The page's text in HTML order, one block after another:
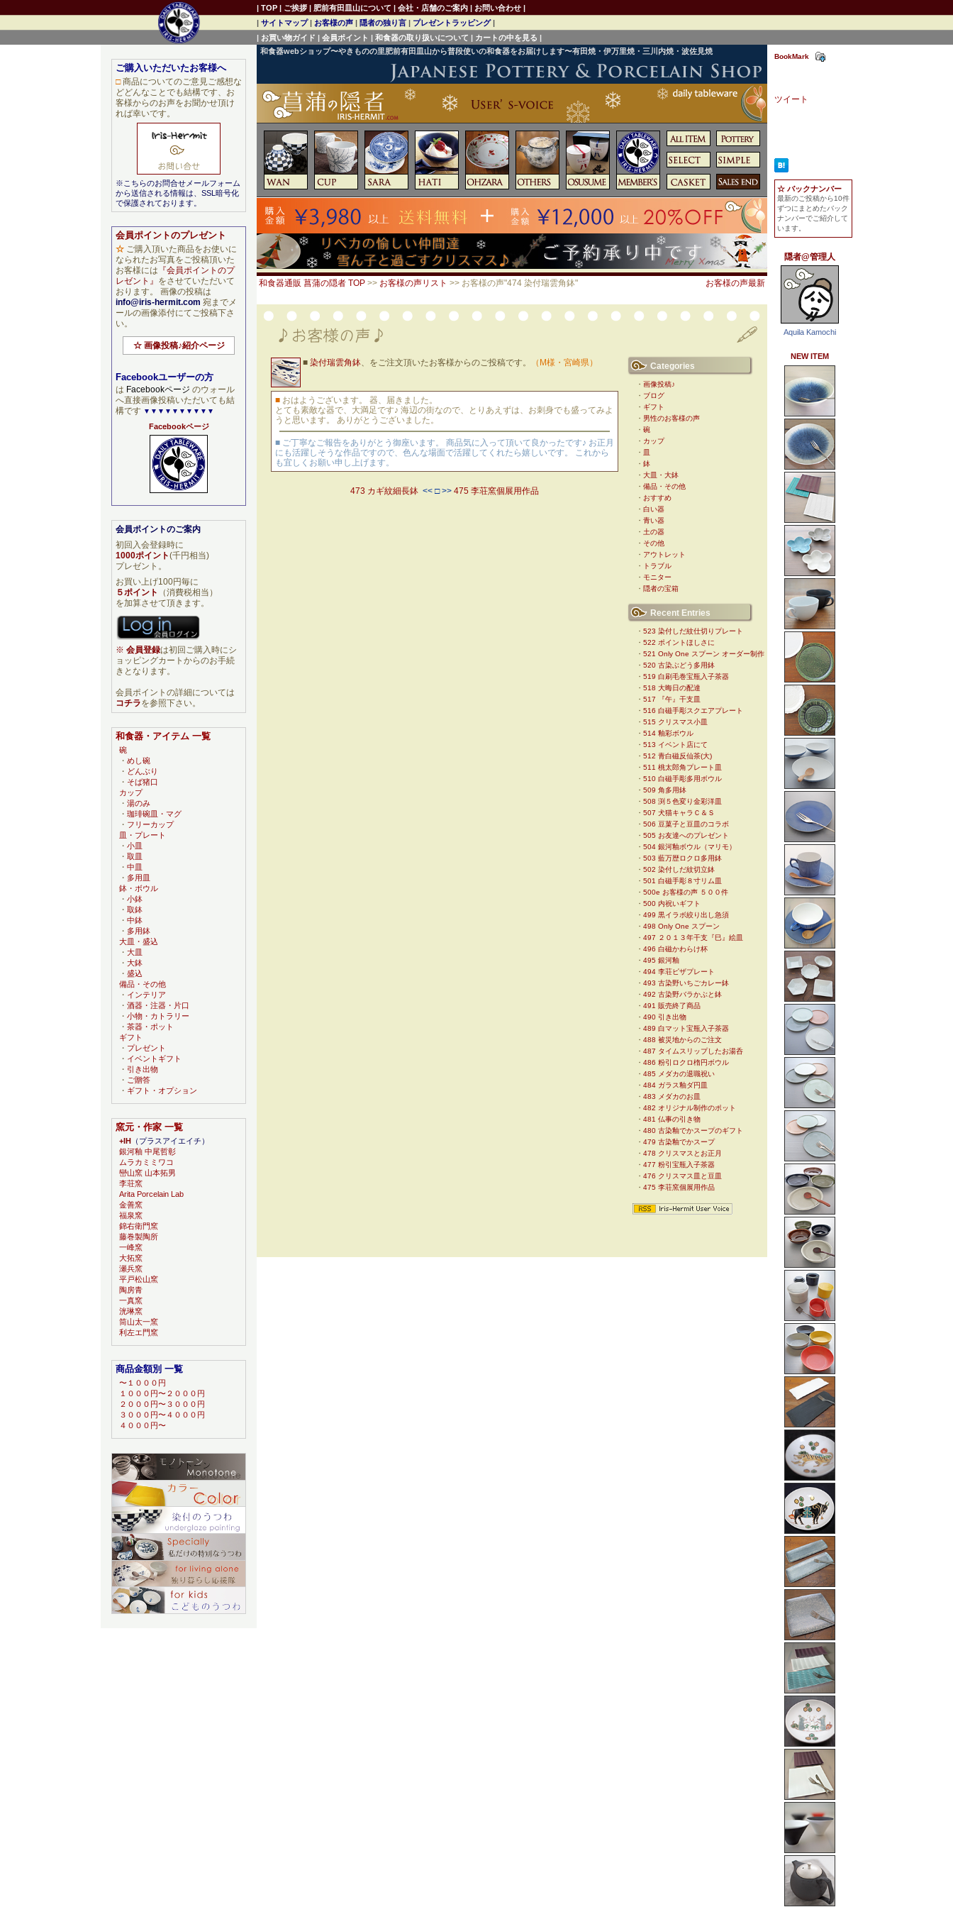
和食器webショップ〜やきものの里肥前有田皿山から普段使いの和食器をお届けします〜有田焼・伊万里焼・三川内焼・波佐見焼
和食器通販 菖蒲の隠者 TOP >> お客様の声リスト >> お客様の声"474 染付瑞雲角鉢" お客様の声最新
■ 染付瑞雲角鉢、をご注文頂いたお客様からのご投稿です。 （M様・宮崎県）
■ おはようございます。 器、届きました。
とても素敵な器で、大満足です♪ 海辺の街なので、とりあえずは、お刺身でも盛ってみよ
うと思います。 ありがとうございました。
■ ご丁寧なご報告をありがとう御座います。 商品気に入って頂いて良かったです♪ お正月
にも活躍しそうな作品ですので、色んな場面で活躍してくれたら嬉しいです。 これから
も宜しくお願い申し上げます。
473 カギ紋細長鉢 << □ >> 475 李荘窯個展用作品
Categories
・ 画像投稿♪
・ ブログ
・ ギフト
・ 男性のお客様の声
・ 碗
・ カップ
・ 皿
・ 鉢
・ 大皿・大鉢
・ 備品・その他
・ おすすめ
・ 白い器
・ 青い器
・ 土の器
・ その他
・ アウトレット
・
トラブル
・ モニター
・ 隠者の宝箱
Recent Entries
・ 523 染付しだ紋仕切りプレート
・ 522 ポイントほしさに
・ 521 Only One スプーン オーダー制作
・ 520 古染ぶどう多用鉢
・ 519 白刷毛巻宝瓶入子茶器
・ 518 大晦日の配達
・ 517 『午』干支皿
・ 516 白磁手彫スクエアプレート
・ 515 クリスマス小皿
・ 514 釉彩ボウル
・ 513 イベント店にて
・ 512 青白磁反仙茶(大)
・ 511 桃太郎角プレート皿
・ 510 白磁手彫多用ボウル
・ 509 角多用鉢
・ 508 渕５色変り金彩洋皿
・ 507 犬猫キャラＣ＆Ｓ
・ 506 豆菓子と豆皿のコラボ
・ 505 お友達へのプレゼント
・ 504 銀河釉ボウル（マリモ）
・ 503 藍万歴ロクロ多用鉢
・ 502 染付しだ紋切立鉢
・ 501 白磁手彫８寸リム皿
・ 500e お客様の声 ５００件
・ 500 内祝いギフト
・ 499 黒イラボ絞り出し急須
・ 498 Only One スプーン
・ 497 ２０１３年干支『巳』絵皿
・ 496 白磁かわらけ杯
・ 495 銀河釉
・ 494 李荘ピザプレート
・ 493 古染野いちごカレー鉢
・ 492 古染野バラかぶと鉢
・ 491 販売終了商品
・ 490 引き出物
・ 489 白マット宝瓶入子茶器
・ 488 被災地からのご注文
・ 487 タイムスリップしたお湯呑
・ 486 粉引ロクロ楕円ボウル
・ 485 メダカの退職祝い
・ 484 ガラス釉ダ円皿
・ 483 メダカのお皿
・ 482 オリジナル制作のポット
・ 481 仏事の引き物
・ 480 古染釉でかスープのギフト
・ 479 古染釉でかスープ
・ 478 クリスマスとお正月
・ 477 粉引宝瓶入子茶器
・ 476 クリスマス皿と豆皿
・ 475 李荘窯個展用作品
BookMark
ツイート
☆ バックナンバー
最新のご投稿から10件
ずつにまとめたバック
ナンバーでご紹介して
います。
隠者@管理人
Aquila Kamochi
NEW ITEM
ご購入いただいたお客様へ
□商品についてのご意見ご感想な
どどんなことでも結構です、お
客様からのお声をお聞かせ頂け
れば幸いです。
※こちらのお問合せメールフォーム
から送信される情報は、SSL暗号化
で保護されております。
会員ポイントのプレゼント
☆ ご購入頂いた商品をお使いに
なられたお写真をご投稿頂いた
お客様には 『会員ポイントのプ
レゼント』 をさせていただいて
おります。 画像の投稿は
info@iris-hermit.com 宛までメ
ールの画像添付にてご投稿下さ
い。
☆ 画像投稿♪紹介ページ
Facebookユーザーの方
は Facebookページ のウォール
へ直接画像投稿いただいても結
構です ▼▼▼▼▼▼▼▼▼▼
Facebookページ
会員ポイントのご案内
初回入会登録時に
1000ポイント(千円相当)
プレゼント。
お買い上げ100円毎に
５ポイント
（消費税相当）
を加算させて頂きます。
※ 会員登録は初回ご購入時にシ
ョッピングカートからのお手続
きとなります。
会員ポイントの詳細については
コチラを参照下さい。
和食器・アイテム 一覧
碗
・ めし碗
・ どんぶり
・ そば猪口
カップ
・ 湯のみ
・ 珈琲碗皿・マグ
・ フリーカップ
皿・プレート
・ 小皿
・ 取皿
・ 中皿
・ 多用皿
鉢・ボウル
・ 小鉢
・ 取鉢
・ 中鉢
・ 多用鉢
大皿・盛込
・ 大皿
・ 大鉢
・ 盛込
備品・その他
・ インテリア
・ 酒器・注器・片口
・ 小物・カトラリー
・ 茶器・ポット
ギフト
・ プレゼント
・ イベントギフト
・ 引き出物
・ ご贈答
・ ギフト・オプション
窯元・作家 一覧
+IH
（プラスアイエイチ）
銀河釉 中尾哲彰
ムラカミミワコ
巒山窯 山本拓男
李荘窯
Arita Porcelain Lab
金善窯
福泉窯
錦右衛門窯
藤巻製陶所
一峰窯
大拓窯
瀬兵窯
平戸松山窯
陶房青
一真窯
洸琳窯
筒山太一窯
利左エ門窯
商品金額別 一覧
〜１０００円
１０００円〜２０００円
２０００円〜３０００円
３０００円〜４０００円
４０００円〜
| TOP | ご挨拶 | 肥前有田皿山について | 会社・店舗のご案内 | お問い合わせ |
| サイトマップ| お客様の声 | 隠者の独り言 | プレゼントラッピング|
| お買い物ガイド | 会員ポイント | 和食器の取り扱いについて | カートの中を見る |